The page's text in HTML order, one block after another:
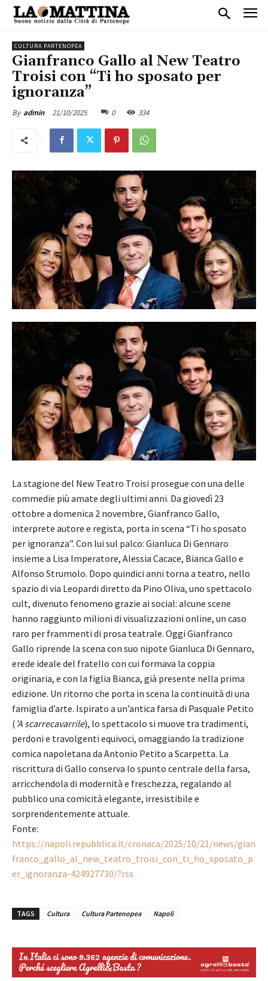
CULTURA PARTENOPEA
Gianfranco Gallo al New Teatro
Troisi con “Ti ho sposato per
ignoranza”
By admin 21/10/2025 0 334
La stagione del New Teatro Troisi prosegue con una delle
commedie più amate degli ultimi anni. Da giovedì 23
ottobre a domenica 2 novembre, Gianfranco Gallo,
interprete autore e regista, porta in scena “Ti ho sposato
per ignoranza”. Con lui sul palco: Gianluca Di Gennaro
insieme a Lisa Imperatore, Alessia Cacace, Bianca Gallo e
Alfonso Strumolo. Dopo quindici anni torna a teatro, nello
spazio di via Leopardi diretto da Pino Oliva, uno spettacolo
cult, divenuto fenomeno grazie ai social: alcune scene
hanno raggiunto milioni di visualizzazioni online, un caso
raro per frammenti di prosa teatrale. Oggi Gianfranco
Gallo riprende la scena con suo nipote Gianluca Di Gennaro,
erede ideale del fratello con cui formava la coppia
originaria, e con la figlia Bianca, già presente nella prima
edizione. Un ritorno che porta in scena la continuità di una
famiglia d’arte. Ispirato a un’antica farsa di Pasquale Petito
( ’A scarrecavarrile), lo spettacolo si muove tra tradimenti,
perdoni e travolgenti equivoci, omaggiando la tradizione
comica napoletana da Antonio Petito a Scarpetta. La
riscrittura di Gallo conserva lo spunto centrale della farsa,
arricchendola di modernità e freschezza, regalando al
pubblico una comicità elegante, irresistibile e
sorprendentemente attuale.
Fonte:
https://napoli.repubblica.it/cronaca/2025/10/21/news/gian
franco_gallo_al_new_teatro_troisi_con_ti_ho_sposato_p
er_ignoranza-424927730/?rss
TAGS Cultura Cultura Partenopea Napoli